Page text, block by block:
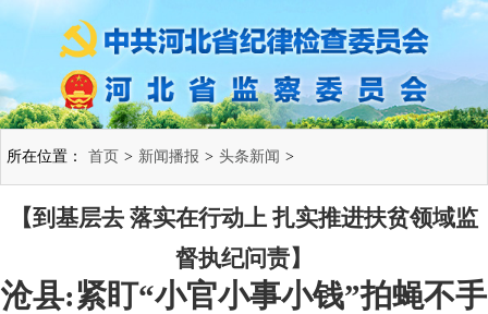
所在位置： 首页 > 新闻播报 > 头条新闻 >
【到基层去 落实在行动上 扎实推进扶贫领域监
督执纪问责】
沧县:紧盯“小官小事小钱”拍蝇不手